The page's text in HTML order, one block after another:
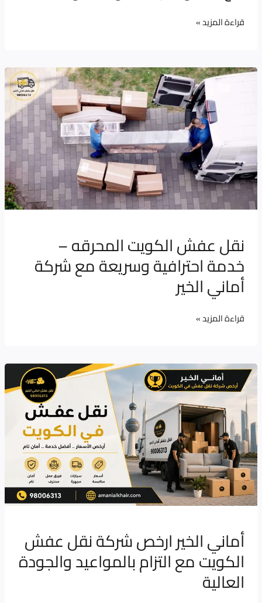
قراءة المزيد »
نقل عفش الكويت المحرقه –
خدمة احترافية وسريعة مع شركة
أماني الخير
نقل
المحرقه
–
خدمة
احترافية
وسريعة
مع
أماني
الخير
قراءة المزيد »
أماني الخير ارخص شركة نقل عفش
الكويت مع التزام بالمواعيد والجودة
العالية
أماني
الخير
ارخص
شركة
نقل
عفش
الكويت
مع
التزام
والجودة
العالية